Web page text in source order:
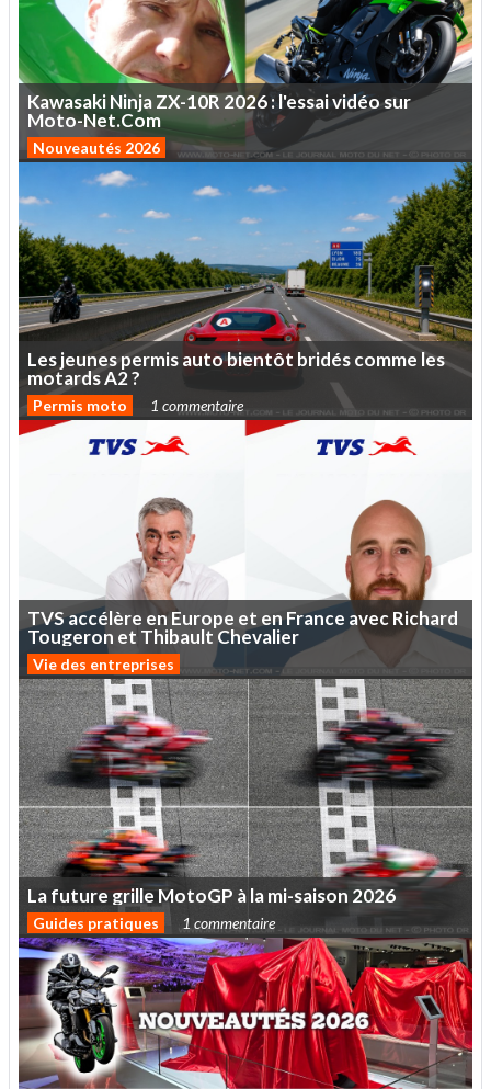
KawasakiNinjaZX-10R2026:l'essaividéosur
Moto-Net.Com
Nouveautés 2026
Lesjeunespermisautobientôt bridéscommeles
motardsA2?
Permis moto 1 commentaire
TVSaccélère enEurope et enFrance avecRichard
Tougeron et Thibault Chevalier
Vie des entreprises
Lafuturegrille MotoGP àlami-saison 2026
Guides pratiques 1 commentaire